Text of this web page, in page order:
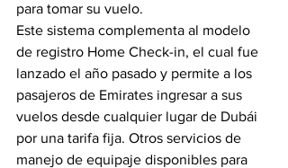
para tomar su vuelo.
Este sistema complementa al modelo
de registro Home Check-in, el cual fue
lanzado el año pasado y permite a los
pasajeros de Emirates ingresar a sus
vuelos desde cualquier lugar de Dubái
por una tarifa fija. Otros servicios de
manejo de equipaje disponibles para